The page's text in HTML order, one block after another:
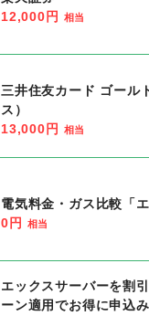
12,000円
相当
三井住友カード ゴール
ス）
13,000円
相当
電気料金・ガス比較「
0円
相当
エックスサーバーを割
ーン適用でお得に申込